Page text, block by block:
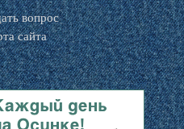
вопрос
сайта